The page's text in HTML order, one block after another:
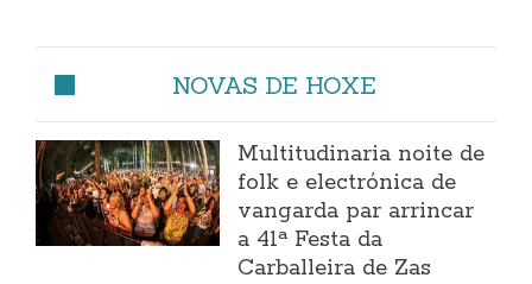
NOVAS DE HOXE
Multitudinaria noite de
folk e electrónica de
vangarda par arrincar
a 41ª Festa da
Carballeira de Zas